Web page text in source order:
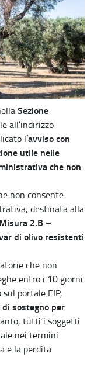
Sezione
all’indirizzo
l’avviso con
utile nelle
che non
non consente
destinata alla
Misura 2.B –
di olivo resistenti
che non
entro i 10 giorni
portale EIP,
sostegno per
tutti i soggetti
nei termini
e la perdita